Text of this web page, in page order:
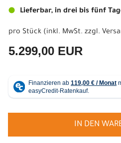
Lieferbar, in drei bis fünf
pro Stück (inkl. MwSt. zzgl.
5.299,00 EUR
IN DEN